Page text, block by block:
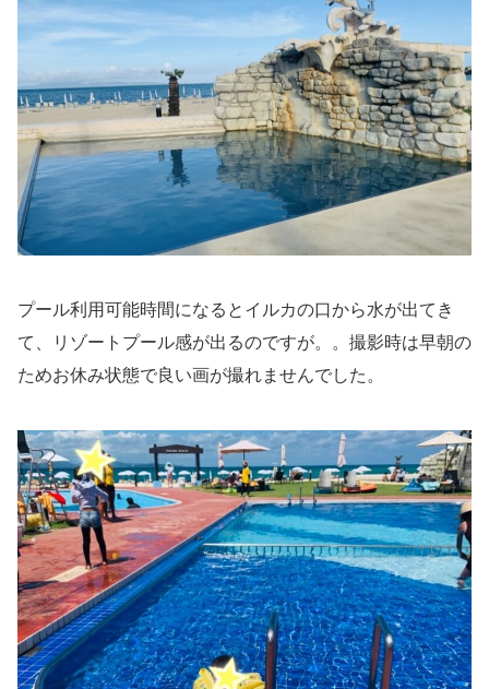
プール利用可能時間になるとイルカの口から水が出てき
て、リゾートプール感が出るのですが。。撮影時は早朝の
ためお休み状態で良い画が撮れませんでした。